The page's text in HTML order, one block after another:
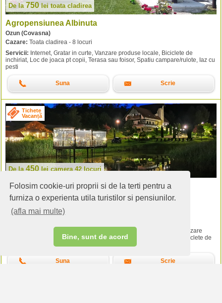
Folosim cookie-uri proprii si de la terti pentru a
furniza o experienta utila turistilor si pensiunilor.
(afla mai multe)
Bine, sunt de acord
De la 750 lei toata cladirea
Agropensiunea Albinuta
Ozun (Covasna)
Cazare: Toata cladirea - 8 locuri
Servicii: Internet, Gratar in curte, Vanzare produse locale, Biciclete de
inchiriat, Loc de joaca pt copii, Terasa sau foisor, Spatiu campare/rulote, Iaz cu
pesti
Suna Scrie
Tichete
Vacanță
De la450leicamera 42 locuri
Domeniul Toma
Valea Dobarlaului (Covasna)
(comentarii:
Restaurant, Internet, Gratar in curte, Animale acceptate, Vanzare
produse locale, Carte de credit acceptata, Activitati teambuilding, Biciclete de
inchiriat, Loc de joaca pt copii, Terasa sau foisor, Iaz cu pesti
Suna Scrie